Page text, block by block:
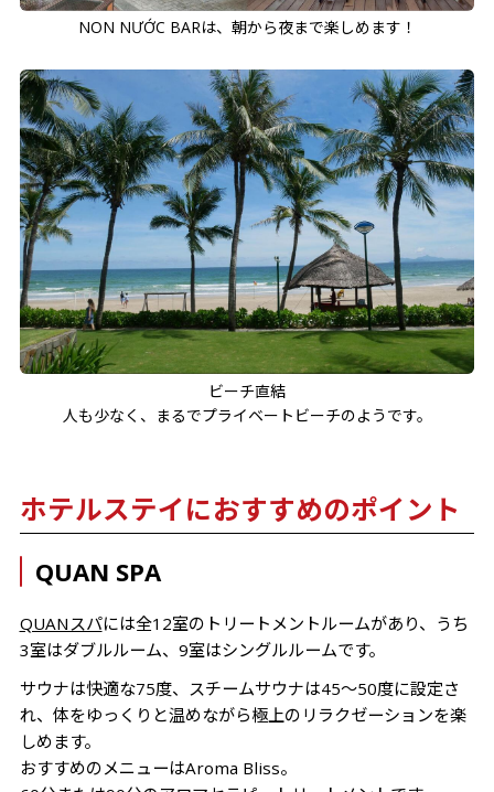
NON NƯỚC BARは、朝から夜まで楽しめます！
ビーチ直結
人も少なく、まるでプライベートビーチのようです。
ホテルステイにおすすめのポイント
QUAN SPA
QUANスパには全12室のトリートメントルームがあり、うち
3室はダブルルーム、9室はシングルルームです。
サウナは快適な75度、スチームサウナは45〜50度に設定さ
れ、体をゆっくりと温めながら極上のリラクゼーションを楽
しめます。
おすすめのメニューはAroma Bliss。